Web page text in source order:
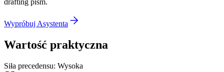
drafting pism.
Wypróbuj Asystenta
Wartość praktyczna
Siła precedensu: Wysoka